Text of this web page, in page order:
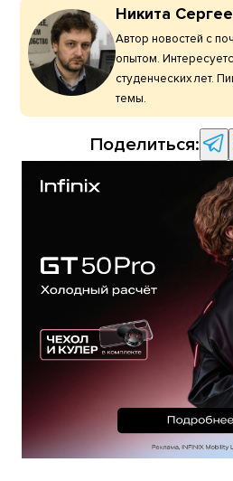
Никита
Автор новостей с
опытом.
студенческих лет.
темы.
Поделиться: